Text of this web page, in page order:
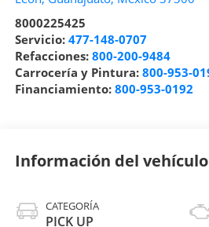
8000225425
Servicio: 477-148-0707
Refacciones: 800-200-9484
Carrocería y Pintura: 800-953-
Financiamiento: 800-953-0192
Información del vehículo
CATEGORÍA
PICK UP